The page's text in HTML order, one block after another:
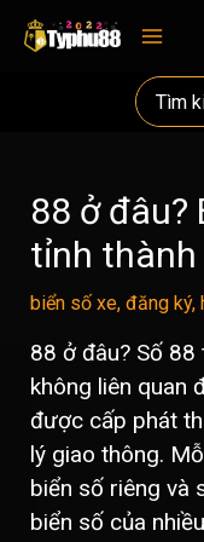
Search
for:
88 ở đâu?
tỉnh thành
biển số xe, đăng ký,
88 ở đâu? Số
không liên quan
được cấp phát
lý giao thông.
biển số riêng và
biển số của